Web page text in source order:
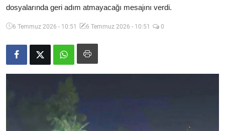
Makaleler
Video
dosyalarında geri adım atmayacağı mesajını verdi.
6 Temmuz 2026 - 10:51 6 Temmuz 2026 - 10:51 0